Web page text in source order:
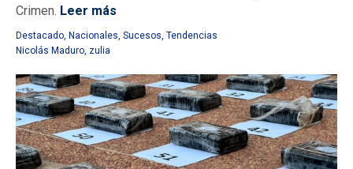
Crimen. Leer más
Destacado, Nacionales, Sucesos, Tendencias
Nicolás Maduro, zulia